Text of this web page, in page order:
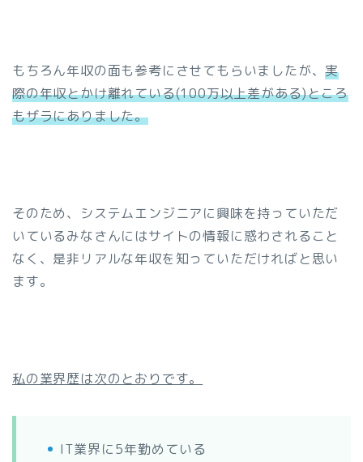
もちろん年収の面も参考にさせてもらいましたが、実
際の年収とかけ離れている(100万以上差がある)ところ
もザラにありました。
そのため、システムエンジニアに興味を持っていただ
いているみなさんにはサイトの情報に惑わされること
なく、是非リアルな年収を知っていただければと思い
ます。
私の業界歴は次のとおりです。
IT業界に5年勤めている